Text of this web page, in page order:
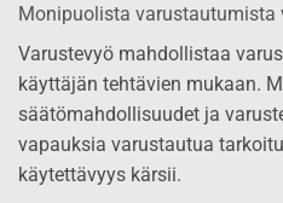
Monipuolista varustautumista
Varustevyö mahdollistaa
käyttäjän tehtävien mukaan.
säätömahdollisuudet ja
vapauksia varustautua
käytettävyys kärsii.